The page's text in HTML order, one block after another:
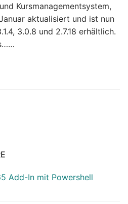
Kursmanagementsystem,
aktualisiert und ist nun
3.0.8 und 2.7.18 erhältlich.
Add-In mit Powershell